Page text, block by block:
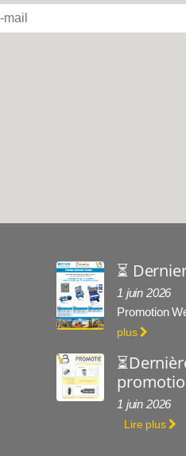
⏳
1 juin 2026
Promotion
plus
1 juin 2026
Lire plus